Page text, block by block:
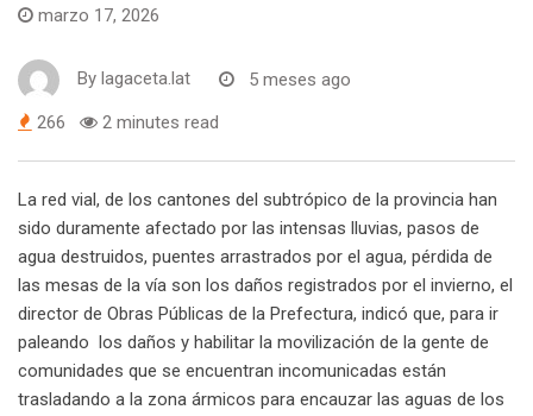
marzo 17, 2026
By lagaceta.lat 5 meses ago
266 2 minutes read
La red vial, de los cantones del subtrópico de la provincia han
sido duramente afectado por las intensas lluvias, pasos de
agua destruidos, puentes arrastrados por el agua, pérdida de
las mesas de la vía son los daños registrados por el invierno, el
director de Obras Públicas de la Prefectura, indicó que, para ir
paleando los daños y habilitar la movilización de la gente de
comunidades que se encuentran incomunicadas están
trasladando a la zona ármicos para encauzar las aguas de los